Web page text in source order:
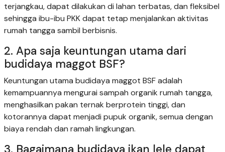
terjangkau, dapat dilakukan di lahan terbatas, dan fleksibel
sehingga ibu-ibu PKK dapat tetap menjalankan aktivitas
rumah tangga sambil berbisnis.
2. Apa saja keuntungan utama dari
budidaya maggot BSF?
Keuntungan utama budidaya maggot BSF adalah
kemampuannya mengurai sampah organik rumah tangga,
menghasilkan pakan ternak berprotein tinggi, dan
kotorannya dapat menjadi pupuk organik, semua dengan
biaya rendah dan ramah lingkungan.